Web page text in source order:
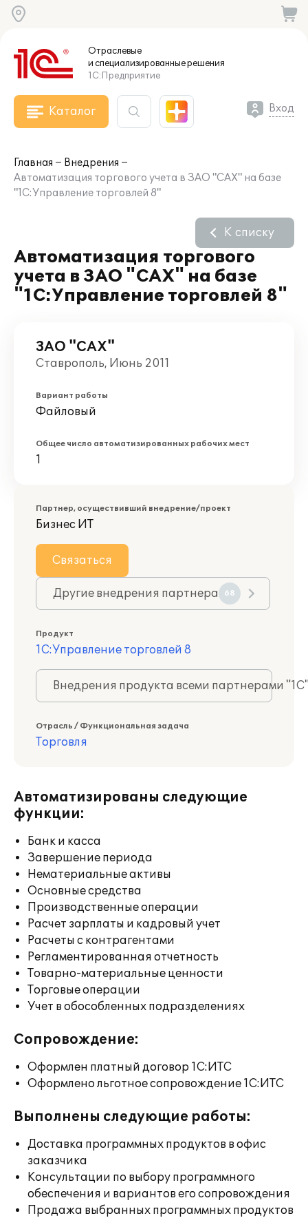
Отраслевые
и специализированныерешения
1С:Предприятие
Каталог Вход
Главная
Внедрения
Автоматизация торгового учета в ЗАО "САХ" на базе
"1С:Управление торговлей 8"
Автоматизация торгового
учета в ЗАО "САХ" на базе
"1С:Управление торговлей 8"
К списку
ЗАО "САХ"
Ставрополь, Июнь 2011
Вариант работы
Файловый
Общее число автоматизированных рабочих мест
1
Партнер, осуществивший внедрение/проект
Бизнес ИТ
Связаться
Другие внедрения партнера 68
Продукт
1С:Управление торговлей 8
Внедрения продукта всеми партнерами
Отрасль / Функциональная задача
Торговля
Автоматизированы следующие
функции:
Банк и касса
Завершение периода
Нематериальные активы
Основные средства
Производственные операции
Расчет зарплаты и кадровый учет
Расчеты с контрагентами
Регламентированная отчетность
Товарно-материальные ценности
Торговые операции
Учет в обособленных подразделениях
Сопровождение:
Оформлен платный договор 1С:ИТС
Оформлено льготное сопровождение 1С:ИТС
Выполнены следующие работы:
Доставка программных продуктов в офис
заказчика
Консультации по выбору программного
обеспечения и вариантов его сопровождения
Продажа выбранных программных продуктов